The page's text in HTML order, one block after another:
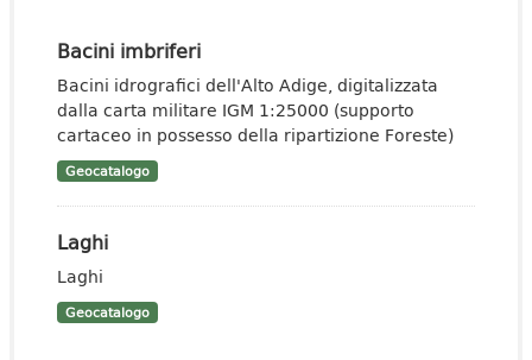
Bacini imbriferi
Bacini idrografici dell'Alto Adige, digitalizzata
dalla carta militare IGM 1:25000 (supporto
cartaceo in possesso della ripartizione Foreste)
Geocatalogo
Laghi
Laghi
Geocatalogo